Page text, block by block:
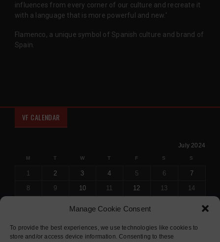
Manage Cookie Consent
To provide the best experiences, we use technologies like cookies to
store and/or access device information. Consenting to these
influences from every corner of our culture and recreate it
with a language that is more powerful and new.'
Flamenco, a unique symbol of Spanish culture and brand of
Spain.
VF CALENDAR
July 2024
M T W T F S S
1 2 3 4 5 6
7
8
9 10 11 12 13
14